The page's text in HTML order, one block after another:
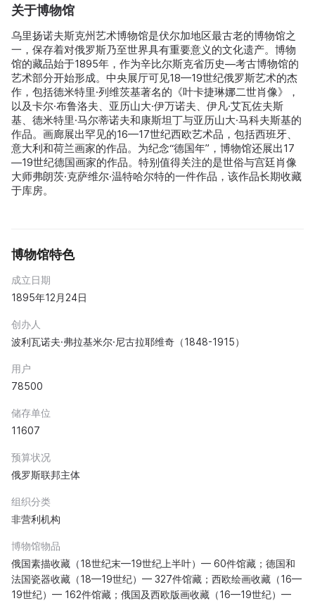
关于博物馆
乌里扬诺夫斯克州艺术博物馆是伏尔加地区最古老的博物馆之
一，保存着对俄罗斯乃至世界具有重要意义的文化遗产。博物
馆的藏品始于1895年，作为辛比尔斯克省历史—考古博物馆的
艺术部分开始形成。中央展厅可见18—19世纪俄罗斯艺术的杰
作，包括德米特里·列维茨基著名的《叶卡捷琳娜二世肖像》，
以及卡尔·布鲁洛夫、亚历山大·伊万诺夫、伊凡·艾瓦佐夫斯
基、德米特里·马尔蒂诺夫和康斯坦丁与亚历山大·马科夫斯基的
作品。画廊展出罕见的16—17世纪西欧艺术品，包括西班牙、
意大利和荷兰画家的作品。为纪念“德国年”，博物馆还展出17
—19世纪德国画家的作品。特别值得关注的是世俗与宫廷肖像
大师弗朗茨·克萨维尔·温特哈尔特的一件作品，该作品长期收藏
于库房。
博物馆特色
成立日期
1895年12月24日
创办人
波利瓦诺夫·弗拉基米尔·尼古拉耶维奇（1848-1915）
用户
78500
储存单位
11607
预算状况
俄罗斯联邦主体
组织分类
非营利机构
博物馆物品
俄国素描收藏（18世纪末—19世纪上半叶）— 60件馆藏；德国和
法国瓷器收藏（18—19世纪）— 327件馆藏；西欧绘画收藏（16—
19世纪）— 162件馆藏；俄国及西欧版画收藏（16—19世纪）—